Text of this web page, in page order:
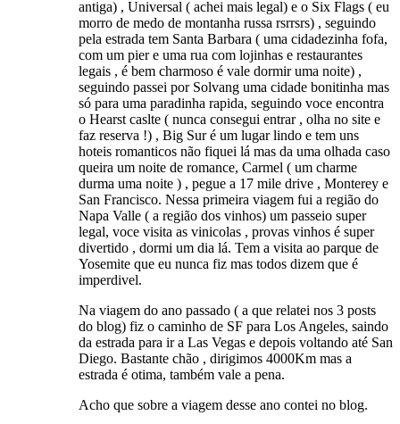
antiga) , Universal ( achei mais legal) e o Six Flags ( eu
morro de medo de montanha russa rsrrsrs) , seguindo
pela estrada tem Santa Barbara ( uma cidadezinha fofa,
com um pier e uma rua com lojinhas e restaurantes
legais , é bem charmoso é vale dormir uma noite) ,
seguindo passei por Solvang uma cidade bonitinha mas
só para uma paradinha rapida, seguindo voce encontra
o Hearst caslte ( nunca consegui entrar , olha no site e
faz reserva !) , Big Sur é um lugar lindo e tem uns
hoteis romanticos não fiquei lá mas da uma olhada caso
queira um noite de romance, Carmel ( um charme
durma uma noite ) , pegue a 17 mile drive , Monterey e
San Francisco. Nessa primeira viagem fui a região do
Napa Valle ( a região dos vinhos) um passeio super
legal, voce visita as vinicolas , provas vinhos é super
divertido , dormi um dia lá. Tem a visita ao parque de
Yosemite que eu nunca fiz mas todos dizem que é
imperdivel.
Na viagem do ano passado ( a que relatei nos 3 posts
do blog) fiz o caminho de SF para Los Angeles, saindo
da estrada para ir a Las Vegas e depois voltando até San
Diego. Bastante chão , dirigimos 4000Km mas a
estrada é otima, também vale a pena.
Acho que sobre a viagem desse ano contei no blog.